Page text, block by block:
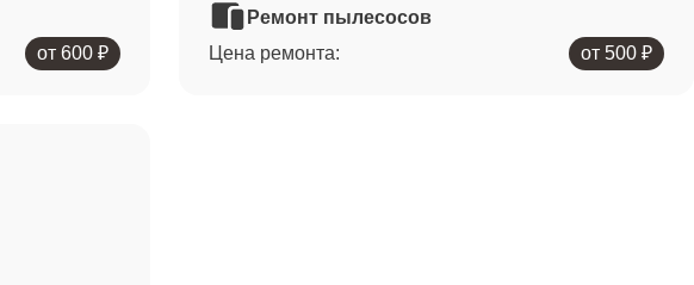
от 600 ₽
Ремонт пылесосов
Цена ремонта:
от 500 ₽